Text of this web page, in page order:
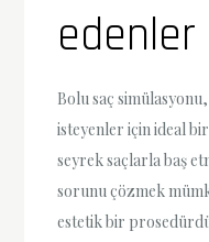
edenler
Bolu saç
isteyenler için ideal
seyrek saçlarla baş
sorunu çözmek
estetik bir